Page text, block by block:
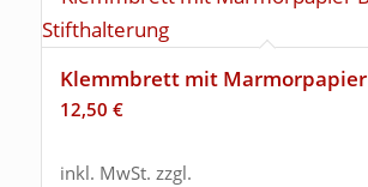
Klemmbrett mit Marmorpapier
12,50 €
inkl. MwSt. zzgl.